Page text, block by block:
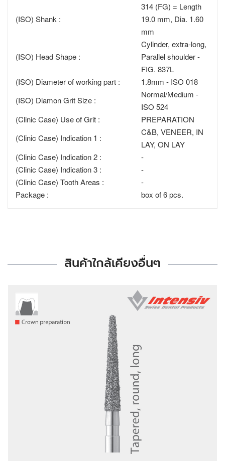
(ISO) Shank :
314 (FG) = Length
19.0 mm, Dia. 1.60
mm
(ISO) Head Shape :
Cylinder, extra-long,
Parallel shoulder -
FIG. 837L
(ISO) Diameter of working part :
1.8mm - ISO 018
(ISO) Diamon Grit Size :
Normal/Medium -
ISO 524
(Clinic Case) Use of Grit :
PREPARATION
(Clinic Case) Indication 1 :
C&B, VENEER, IN
LAY, ON LAY
(Clinic Case) Indication 2 :
-
(Clinic Case) Indication 3 :
-
(Clinic Case) Tooth Areas :
-
Package :
box of 6 pcs.
สินค้าใกล้เคียงอื่นๆ